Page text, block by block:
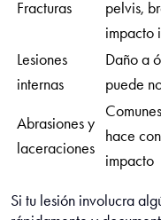
Fracturas
pelvis,
impacto
Lesiones
internas
Daño a
puede
Abrasiones y
laceraciones
hace
impacto
Si tu lesión involucra